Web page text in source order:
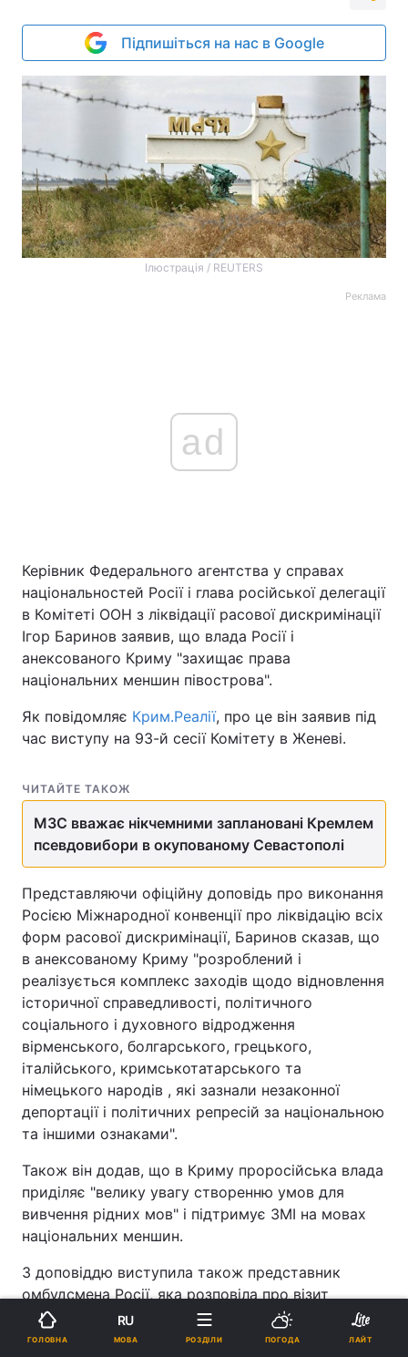
Підпишіться на нас в Google
Ілюстрація / REUTERS
Реклама
ad
Керівник Федерального агентства у справах
національностей Росії і глава російської делегації
в Комітеті ООН з ліквідації расової дискримінації
Ігор Баринов заявив, що влада Росії і
анексованого Криму "захищає права
національних меншин півострова".
Як повідомляє Крим.Реалії, про це він заявив під
час виступу на 93-й сесії Комітету в Женеві.
ЧИТАЙТЕ ТАКОЖ
МЗС вважає нікчемними заплановані Кремлем
псевдовибори в окупованому Севастополі
Представляючи офіційну доповідь про виконання
Росією Міжнародної конвенції про ліквідацію всіх
форм расової дискримінації, Баринов сказав, що
в анексованому Криму "розроблений і
реалізується комплекс заходів щодо відновлення
історичної справедливості, політичного
соціального і духовного відродження
вірменського, болгарського, грецького,
італійського, кримськотатарського та
німецького народів , які зазнали незаконної
депортації і політичних репресій за національною
та іншими ознаками".
Також він додав, що в Криму проросійська влада
приділяє "велику увагу створенню умов для
вивчення рідних мов" і підтримує ЗМІ на мовах
національних меншин.
З доповіддю виступила також представник
омбудсмена Росії, яка розповіла про візит
уповноваженої з прав людини в Росії Тетяни
Москалькової в анексований Крим, в рамках
ГОЛОВНА
RU
МОВА РОЗДІЛИ ПОГОДА ЛАЙТ